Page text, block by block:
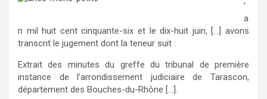
’
a
n mil huit cent cinquante-six et le dix-huit juin, […] avons
transcrit le jugement dont la teneur suit :
Extrait des minutes du greffe du tribunal de première
instance de l’arrondissement judiciaire de Tarascon,
département des Bouches-du-Rhône […].